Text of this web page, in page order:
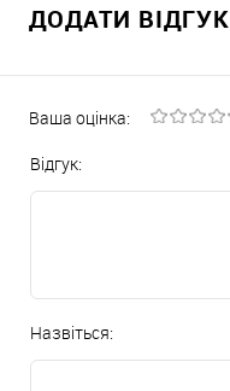
ДОДАТИ ВІДГУК
Ваша оцінка:
Відгук:
Назвіться: